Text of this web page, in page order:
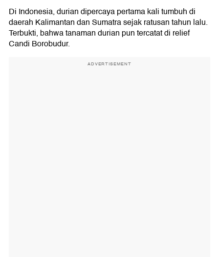
Di Indonesia, durian dipercaya pertama kali tumbuh di
daerah Kalimantan dan Sumatra sejak ratusan tahun lalu.
Terbukti, bahwa tanaman durian pun tercatat di relief
Candi Borobudur.
ADVERTISEMENT